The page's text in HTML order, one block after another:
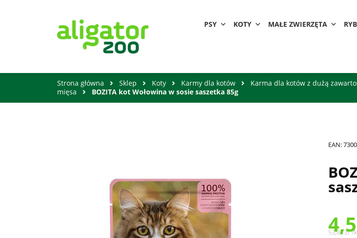
PSY KOTY MAŁE ZWIERZĘTA
Strona główna Sklep Koty Karmy dla kotów
Karma dla kotów z dużą
mięsa
BOZITA kot Wołowina w sosie saszetka 85g
EAN:
53,88zł /